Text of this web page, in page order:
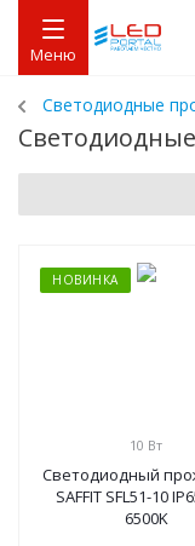
Меню
Светодиодные
НОВИНКА
10 Вт
Светодиодный
SAFFIT SFL51-10
6500K